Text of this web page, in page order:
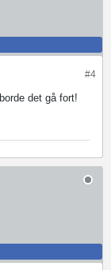
#4
det gå fort!